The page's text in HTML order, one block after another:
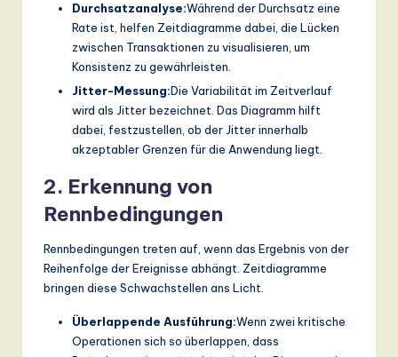
Durchsatzanalyse:Während der Durchsatz eine
Rate ist, helfen Zeitdiagramme dabei, die Lücken
zwischen Transaktionen zu visualisieren, um
Konsistenz zu gewährleisten.
Jitter-Messung:Die Variabilität im Zeitverlauf
wird als Jitter bezeichnet. Das Diagramm hilft
dabei, festzustellen, ob der Jitter innerhalb
akzeptabler Grenzen für die Anwendung liegt.
2. Erkennung von
Rennbedingungen
Rennbedingungen treten auf, wenn das Ergebnis von der
Reihenfolge der Ereignisse abhängt. Zeitdiagramme
bringen diese Schwachstellen ans Licht.
Überlappende Ausführung:Wenn zwei kritische
Operationen sich so überlappen, dass